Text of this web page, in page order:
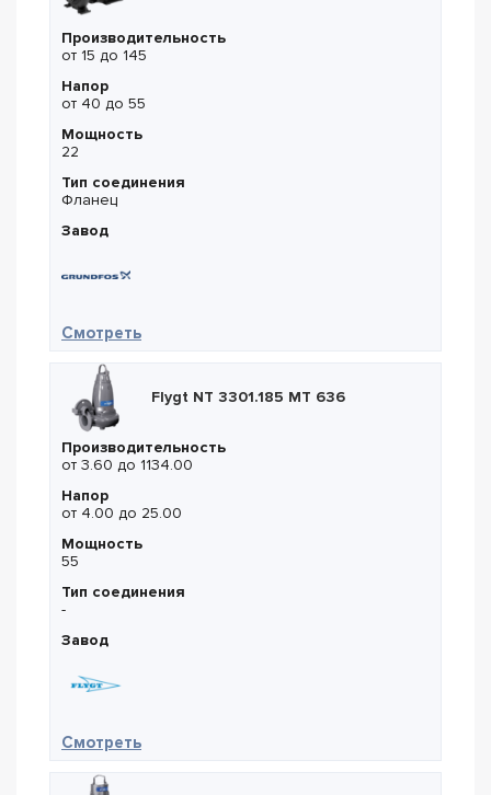
Производительность
от 15 до 145
Напор
от 40 до 55
Мощность
22
Тип соединения
Фланец
Завод
Смотреть— Grundfos NB 65-200/198
Flygt NT 3301.185 MT 636
Производительность
от 3.60 до 1134.00
Напор
от 4.00 до 25.00
Мощность
55
Тип соединения
-
Завод
Смотреть— Flygt NT 3301.185 MT 636